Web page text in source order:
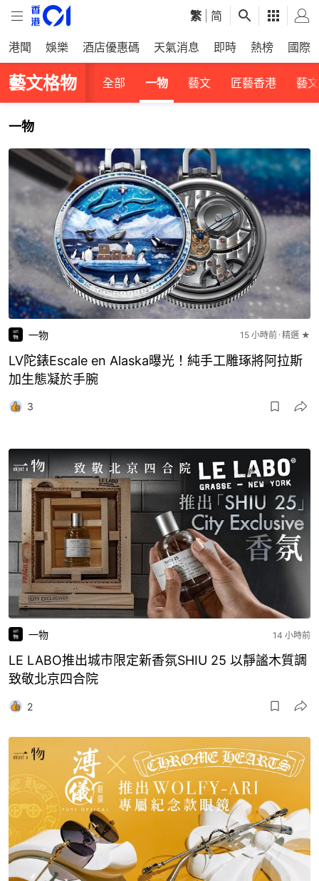
繁 简
港聞 娛樂 酒店優惠碼 天氣消息 即時 熱榜 國際
藝文格物 全部 一物 藝文 匠藝香港 藝
一物
一物 15 小時前 精選 ★
LV陀錶Escale en Alaska曝光！純手工雕琢將阿拉斯
加生態凝於手腕
3
一物 14 小時前
LE LABO推出城市限定新香氛SHIU 25 以靜謐木質調
致敬北京四合院
2